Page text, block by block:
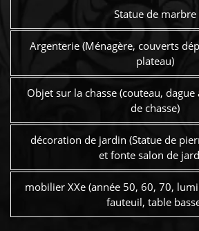
Statue de marbre
Argenterie (Ménagère, couverts
plateau)
Objet sur la chasse (couteau,
de chasse)
décoration de jardin (Statue de
et fonte salon de
mobilier XXe (année 50, 60, 70,
fauteuil, table